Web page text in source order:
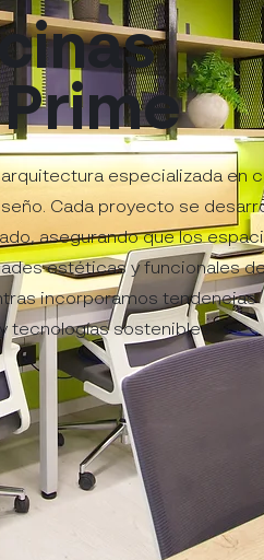
especializada en
Cada proyecto se
asegurando que los
estéticas y funcionales
incorporamos tendencias
tecnologías sostenibles.